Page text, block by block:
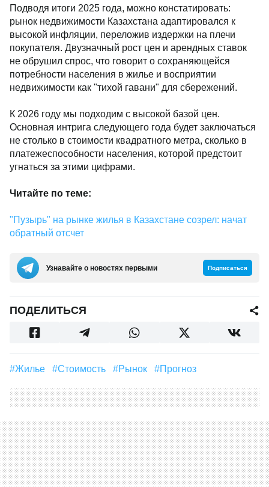
Подводя итоги 2025 года, можно констатировать:
рынок недвижимости Казахстана адаптировался к
высокой инфляции, переложив издержки на плечи
покупателя. Двузначный рост цен и арендных ставок
не обрушил спрос, что говорит о сохраняющейся
потребности населения в жилье и восприятии
недвижимости как "тихой гавани" для сбережений.
К 2026 году мы подходим с высокой базой цен.
Основная интрига следующего года будет заключаться
не столько в стоимости квадратного метра, сколько в
платежеспособности населения, которой предстоит
угнаться за этими цифрами.
Читайте по теме:
"Пузырь" на рынке жилья в Казахстане созрел: начат
обратный отсчет
Узнавайте о новостях первыми Подписаться
ПОДЕЛИТЬСЯ
#Жилье #стоимость #Рынок #прогноз